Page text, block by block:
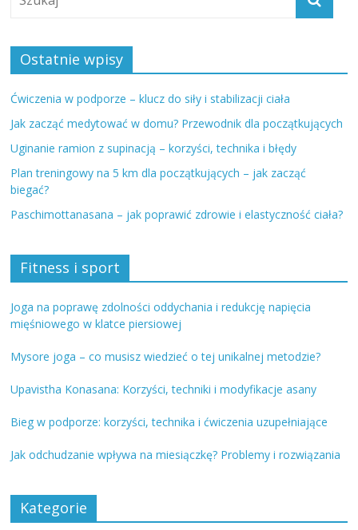
Ostatnie wpisy
Ćwiczenia w podporze – klucz do siły i stabilizacji ciała
Jak zacząć medytować w domu? Przewodnik dla początkujących
Uginanie ramion z supinacją – korzyści, technika i błędy
Plan treningowy na 5 km dla początkujących – jak zacząć
biegać?
Paschimottanasana – jak poprawić zdrowie i elastyczność ciała?
Fitness i sport
Joga na poprawę zdolności oddychania i redukcję napięcia
mięśniowego w klatce piersiowej
Mysore joga – co musisz wiedzieć o tej unikalnej metodzie?
Upavistha Konasana: Korzyści, techniki i modyfikacje asany
Bieg w podporze: korzyści, technika i ćwiczenia uzupełniające
Jak odchudzanie wpływa na miesiączkę? Problemy i rozwiązania
Kategorie